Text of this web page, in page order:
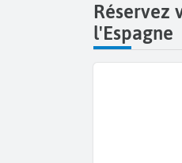
Réservez
l'Espagne